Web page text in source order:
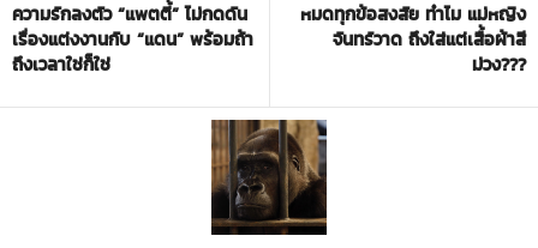
ความรักลงตัว “แพตตี้” ไม่กดดัน
เรื่องแต่งงานกับ “แดน” พร้อมถ้า
ถึงเวลาใช่ก็ใช่
หมดทุกข้อสงสัย ทำไม แม่หญิง
จันทร์วาด ถึงใส่แต่เสื้อผ้าสี
ม่วง???